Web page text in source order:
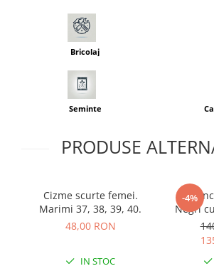
Seminte salata
Seminte sfecla
Seminte telina
Seminte Vinete
Seminte zucchini
Seminte Legume Profesionale
Pesticide
Bricolaj
Seminte
PRODUSE
Cizme scurte femei.
Marimi 37, 38, 39, 40.
48,00 RON
IN STOC
-4%
Negri